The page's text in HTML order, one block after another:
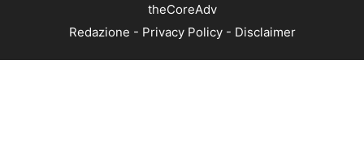
theCoreAdv
Redazione - Privacy Policy- Disclaimer